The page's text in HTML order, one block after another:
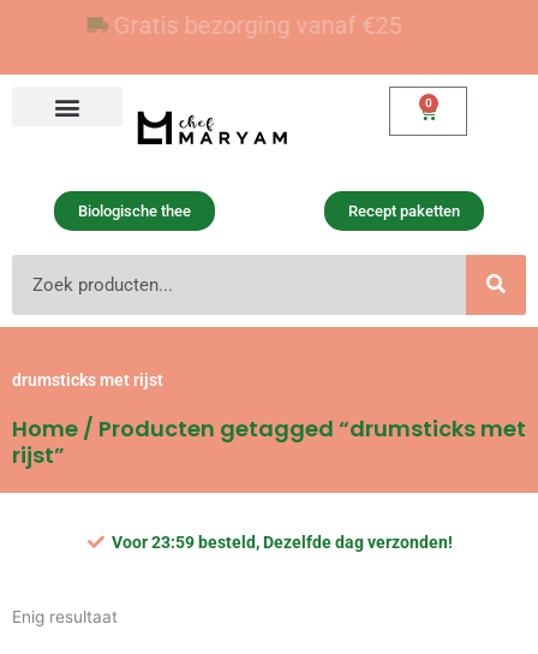
Gratis bezorging vanaf €25
Voor 23:59 besteld, vandaag verzonden
0
Winkelwagen
Biologische thee Recept paketten
drumsticks met rijst
Home / Producten getagged “drumsticks met
rijst”
Voor 23:59 besteld, Dezelfde dag verzonden!
Enig resultaat